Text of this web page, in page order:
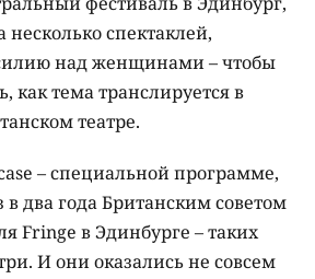
несколько спектаклей,
над женщинами – чтобы
как тема транслируется в
театре.
– специальной программе,
два года Британским советом
Fringe в Эдинбурге – таких
И они оказались не совсем